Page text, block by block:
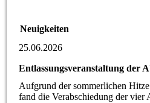
Neuigkeiten
25.06.2026
Entlassungsveranstaltung der
Aufgrund der sommerlichen
fand die Verabschiedung der vier